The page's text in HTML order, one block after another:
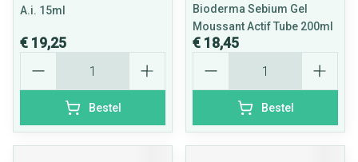
A.i. 15ml
€ 19,25
Bestel
Bioderma Sebium Gel
Moussant Actif Tube 200ml
€ 18,45
Bestel